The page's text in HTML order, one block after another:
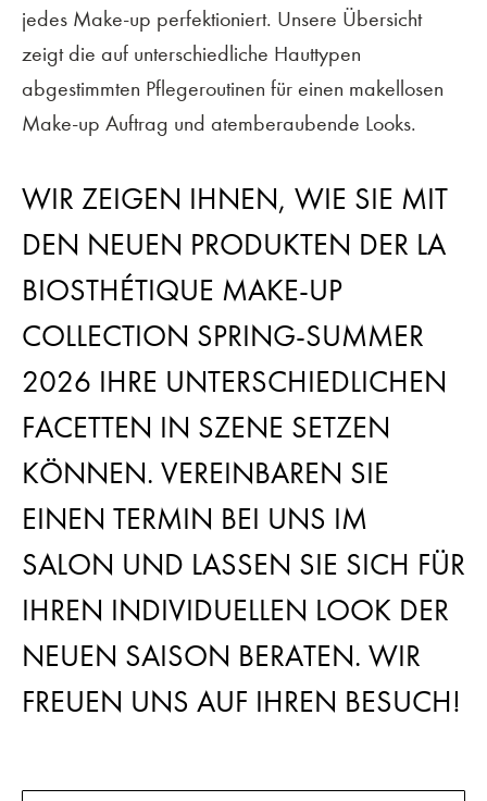
jedes Make-up perfektioniert. Unsere Übersicht
zeigt die auf unterschiedliche Hauttypen
abgestimmten Pflegeroutinen für einen makellosen
Make-up Auftrag und atemberaubende Looks.
WIR ZEIGEN IHNEN, WIE SIE MIT
DEN NEUEN PRODUKTEN DER LA
BIOSTHÉTIQUE MAKE-UP
COLLECTION SPRING-SUMMER
2026 IHRE UNTERSCHIEDLICHEN
FACETTEN IN SZENE SETZEN
KÖNNEN. VEREINBAREN SIE
EINEN TERMIN BEI UNS IM
SALON UND LASSEN SIE SICH FÜR
IHREN INDIVIDUELLEN LOOK DER
NEUEN SAISON BERATEN. WIR
FREUEN UNS AUF IHREN BESUCH!